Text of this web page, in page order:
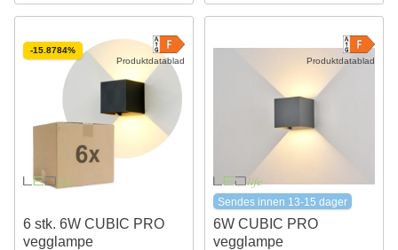
Produktdatablad
-15.8784%
6 stk. 6W CUBIC PRO
vegglampe
Produktdatablad
Sendes innen 13-15 dager
6W CUBIC PRO
vegglampe